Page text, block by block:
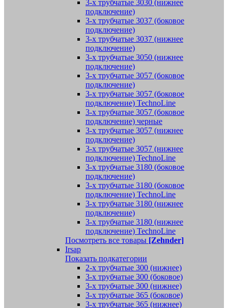
3-х трубчатые 3030 (нижнее
подключение)
3-х трубчатые 3037 (боковое
подключение)
3-х трубчатые 3037 (нижнее
подключение)
3-х трубчатые 3050 (нижнее
подключение)
3-х трубчатые 3057 (боковое
подключение)
3-х трубчатые 3057 (боковое
подключение) TechnoLine
3-х трубчатые 3057 (боковое
подключение) черные
3-х трубчатые 3057 (нижнее
подключение)
3-х трубчатые 3057 (нижнее
подключение) TechnoLine
3-х трубчатые 3180 (боковое
подключение)
3-х трубчатые 3180 (боковое
подключение) TechnoLine
3-х трубчатые 3180 (нижнее
подключение)
3-х трубчатые 3180 (нижнее
подключение) TechnoLine
Посмотреть все товары [Zehnder]
Irsap
Показать подкатегории
2-х трубчатые 300 (нижнее)
3-х трубчатые 300 (боковое)
3-х трубчатые 300 (нижнее)
3-х трубчатые 365 (боковое)
3-х трубчатые 365 (нижнее)